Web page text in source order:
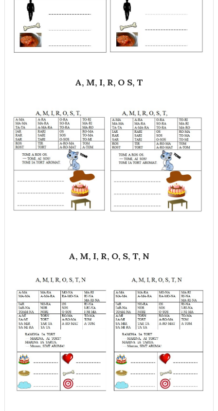
A, M, I, R, O S, T
A, M, I, R, O, S, T, N